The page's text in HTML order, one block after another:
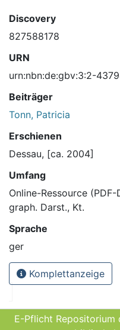
Discovery
827588178
URN
urn:nbn:de:gbv:3:2-
Beiträger
Tonn, Patricia
Erschienen
Dessau, [ca. 2004]
Umfang
Online-Ressource
graph. Darst., Kt.
Sprache
ger
Komplettanzeige
E-Pflicht